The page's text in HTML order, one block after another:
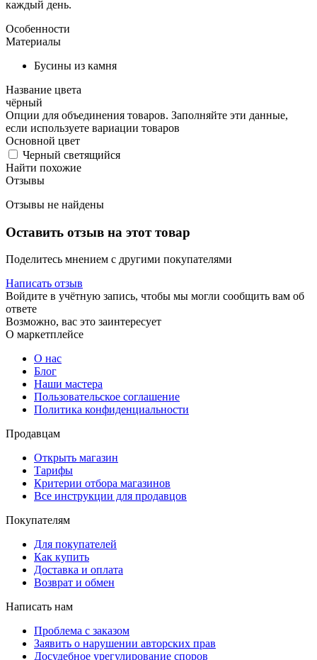
каждый день.
Особенности
Материалы
Бусины из камня
Название цвета
чёрный
Опции для объединения товаров. Заполняйте эти данные,
если используете вариации товаров
Основной цвет
Черный светящийся
Найти похожие
Отзывы
Отзывы не найдены
Оставить отзыв на этот товар
Поделитесь мнением с другими покупателями
Написать отзыв
Войдите в учётную запись, чтобы мы могли сообщить вам об
ответе
Возможно, вас это заинтересует
О маркетплейсе
О нас
Блог
Наши мастера
Пользовательское соглашение
Политика конфиденциальности
Продавцам
Открыть магазин
Тарифы
Критерии отбора магазинов
Все инструкции для продавцов
Покупателям
Для покупателей
Как купить
Доставка и оплата
Возврат и обмен
Написать нам
Проблема с заказом
Заявить о нарушении авторских прав
Досудебное урегулирование споров